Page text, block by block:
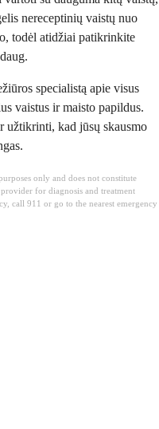
nereceptinių vaistų nuo
todėl atidžiai patikrinkite
specialistą apie visus
vaistus ir maisto papildus.
užtikrinti, kad jūsų skausmo
only and does not constitute
for diagnosis and treatment
call 911 or go to the nearest emergency